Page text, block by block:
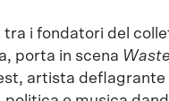
tra i fondatori del
porta in scena
artista deflagrante